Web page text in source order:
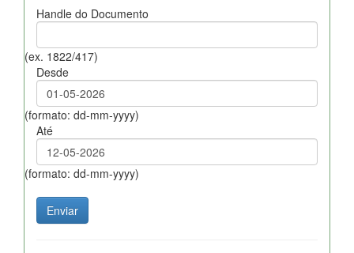
Handle do Documento
(ex. 1822/417)
Desde
(formato: dd-mm-yyyy)
Até
(formato: dd-mm-yyyy)